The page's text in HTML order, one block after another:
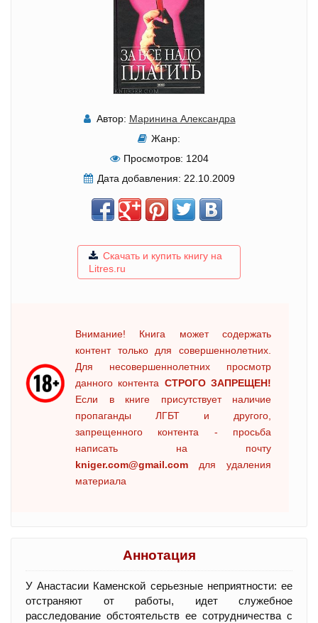
Автор: Маринина Александра
Жанр:
Просмотров: 1204
Дата добавления: 22.10.2009
Скачать и купить книгу на
Litres.ru
Внимание! Книга может содержать
контент только для совершеннолетних.
Для несовершеннолетних просмотр
данного контента СТРОГО ЗАПРЕЩЕН!
Если в книге присутствует наличие
пропаганды ЛГБТ и другого,
запрещенного контента - просьба
написать на почту
kniger.com@gmail.com для удаления
материала
Аннотация
У Анастасии Каменской серьезные неприятности: ее
отстраняют от работы, идет служебное
расследование обстоятельств ее сотрудничества с